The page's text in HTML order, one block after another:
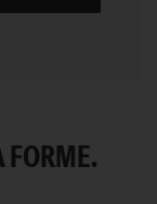
FORME.